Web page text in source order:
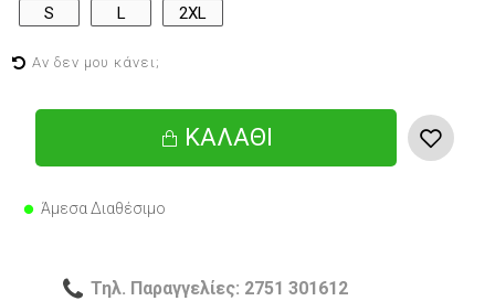
S
L 2XL
ΚΑΛΆΘΙ
Αν δεν μου κάνει;
Άμεσα Διαθέσιμο
Τηλ. Παραγγελίες: 2751 301612